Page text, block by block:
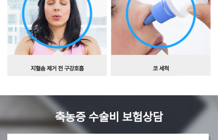
지혈솜 제거 전 구강호흡 코 세척
축농증 수술비 보험상담